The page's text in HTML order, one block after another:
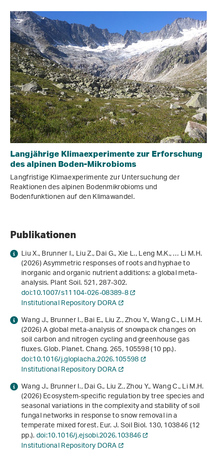
Langjährige Klimaexperimente zur Erforschung
des alpinen Boden-Mikrobioms
Langfristige Klimaexperimente zur Untersuchung der
Reaktionen des alpinen Bodenmikrobioms und
Bodenfunktionen auf den Klimawandel.
Publikationen
Liu X., Brunner I., Liu Z., Dai G., Xie L., Leng M.K., … Li M.H.
(2026) Asymmetric responses of roots and hyphae to
inorganic and organic nutrient additions: a global meta-
analysis. Plant Soil.521, 287-302.
doi:10.1007/s11104-026-08389-8
Institutional Repository DORA
Wang J., Brunner I., Bai E., Liu Z., Zhou Y., Wang C., Li M.H.
(2026) A global meta-analysis of snowpack changes on
soil carbon and nitrogen cycling and greenhouse gas
fluxes. Glob. Planet. Chang.265, 105598 (10 pp.).
doi:10.1016/j.gloplacha.2026.105598
Institutional Repository DORA
Wang J., Brunner I., Dai G., Liu Z., Zhou Y., Wang C., Li M.H.
(2026) Ecosystem-specific regulation by tree species and
seasonal variations in the complexity and stability of soil
fungal networks in response to snow removal in a
temperate mixed forest. Eur. J. Soil Biol.130, 103846 (12
pp.).doi:10.1016/j.ejsobi.2026.103846
Institutional Repository DORA